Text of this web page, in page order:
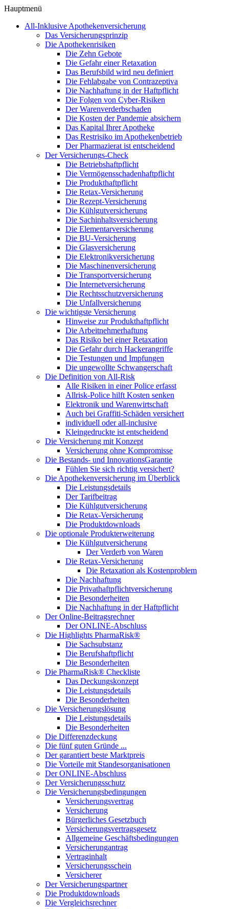
Hauptmenü
All-Inklusive Apothekenversicherung
Das Versicherungsprinzip
Die Apothekenrisiken
Die Zehn Gebote
Die Gefahr einer Retaxation
Das Berufsbild wird neu definiert
Die Fehlabgabe von Contrazeptiva
Die Nachhaftung in der Haftpflicht
Die Folgen von Cyber-Risiken
Der Warenverderbschaden
Die Kosten der Pandemie absichern
Das Kapital Ihrer Apotheke
Das Restrisiko im Apothekenbetrieb
Der Pharmazierat ist entscheidend
Der Versicherungs-Check
Die Betriebshaftpflicht
Die Vermögensschadenhaftpflicht
Die Produkthaftpflicht
Die Retax-Versicherung
Die Rezept-Versicherung
Die Kühlgutversicherung
Die Sachinhaltsversicherung
Die Elementarversicherung
Die BU-Versicherung
Die Glasversicherung
Die Elektronikversicherung
Die Maschinenversicherung
Die Transportversicherung
Die Internetversicherung
Die Rechtsschutzversicherung
Die Unfallversicherung
Die wichtigste Versicherung
Hinweise zur Produkthaftpflicht
Die Arbeitnehmerhaftung
Das Risiko bei einer Retaxation
Die Gefahr durch Hackerangriffe
Die Testungen und Impfungen
Die ungewollte Schwangerschaft
Die Definition von All-Risk
Alle Risiken in einer Police erfasst
Allrisk-Police hilft Kosten senken
Elektronik und Warenwirtschaft
Auch bei Graffiti-Schäden versichert
individuell oder all-inclusive
Kleingedruckte ist entscheidend
Die Versicherung mit Konzept
Versicherung ohne Kompromisse
Die Bestands- und InnovationsGarantie
Fühlen Sie sich richtig versichert?
Die Apothekenversicherung im Überblick
Die Leistungsdetails
Der Tarifbeitrag
Die Kühlgutversicherung
Die Retax-Versicherung
Die Produktdownloads
Die optionale Produkterweiterung
Die Kühlgutversicherung
Der Verderb von Waren
Die Retax-Versicherung
Die Retaxation als Kostenproblem
Die Nachhaftung
Die Privathaftpflichtversicherung
Die Besonderheiten
Die Nachhaftung in der Haftpflicht
Der Online-Beitragsrechner
Der ONLINE-Abschluss
Die Highlights PharmaRisk®
Die Sachsubstanz
Die Berufshaftpflicht
Die Besonderheiten
Die PharmaRisk® Checkliste
Das Deckungskonzept
Die Leistungsdetails
Die Besonderheiten
Die Versicherungslösung
Die Leistungsdetails
Die Besonderheiten
Die Differenzdeckung
Die fünf guten Gründe ...
Der garantiert beste Marktpreis
Die Vorteile mit Standesorganisationen
Der ONLINE-Abschluss
Der Versicherungsschutz
Die Versicherungsbedingungen
Versicherungsvertrag
Versicherung
Bürgerliches Gesetzbuch
Versicherungsvertragsgesetz
Allgemeine Geschäftsbedingungen
Versicherungantrag
Vertraginhalt
Versicherungsschein
Versicherer
Der Versicherungspartner
Die Produktdownloads
Die Vergleichsrechner